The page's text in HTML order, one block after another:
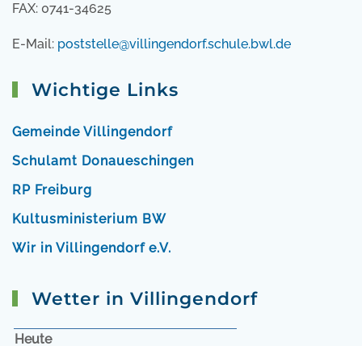
FAX: 0741-34625
E-Mail: poststelle@villingendorf.schule.bwl.de
Wichtige Links
Gemeinde Villingendorf
Schulamt Donaueschingen
RP Freiburg
Kultusministerium BW
Wir in Villingendorf e.V.
Wetter in Villingendorf
Heute